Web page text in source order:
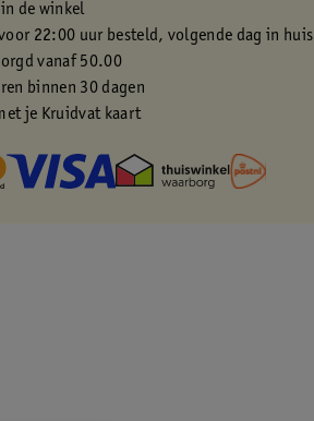
de winkel
22:00 uur besteld, volgende dag in huis
vanaf 50.00
binnen 30 dagen
je Kruidvat kaart